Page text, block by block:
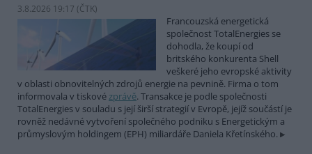
3.8.2026 19:17 (ČTK)
Francouzská energetická
společnost TotalEnergies se
dohodla, že koupí od
britského konkurenta Shell
veškeré jeho evropské aktivity
v oblasti obnovitelných zdrojů energie na pevnině. Firma o tom
informovala v tiskovézprávě. Transakce je podle společnosti
TotalEnergies v souladu s její širší strategií v Evropě, jejíž součástí je
rovněž nedávné vytvoření společného podniku s Energetickým a
průmyslovým holdingem (EPH) miliardáře Daniela Křetínského.